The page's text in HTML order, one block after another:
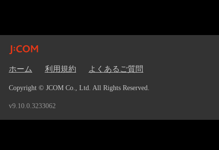
ホーム 利用規約 よくあるご質問
Copyright © JCOM Co., Ltd. All Rights Reserved.
v9.10.0.3233062